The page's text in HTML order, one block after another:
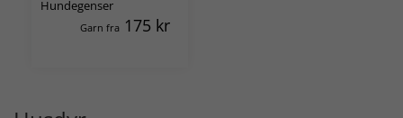
Hundegenser
Garn fra 175 kr